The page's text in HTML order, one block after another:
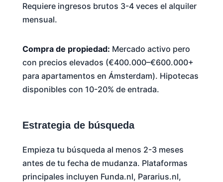
Requiere ingresos brutos 3-4 veces el alquiler
mensual.
Compra de propiedad: Mercado activo pero
con precios elevados (€400.000–€600.000+
para apartamentos en Ámsterdam). Hipotecas
disponibles con 10-20% de entrada.
Estrategia de búsqueda
Empieza tu búsqueda al menos 2-3 meses
antes de tu fecha de mudanza. Plataformas
principales incluyen Funda.nl, Pararius.nl,